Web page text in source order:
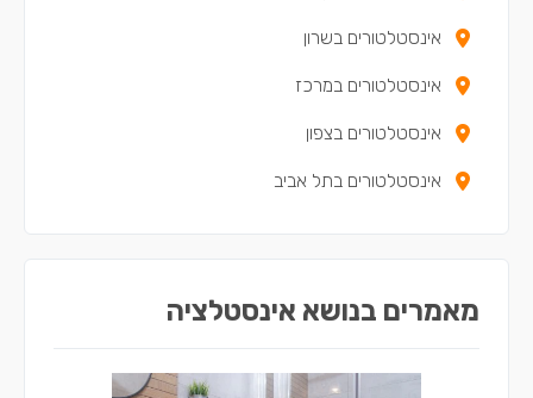
אינסטלטורים בטירת כרמל
אינסטלטורים בנצרת
אינסטלטורים בקריית חיים
אינסטלטורים בשפרעם
אינסטלטורים בסח'נין
אינסטלטורים באעבלין
אינסטלטורים בשרון
אינסטלטורים במרכז
אינסטלטורים בצפון
אינסטלטורים בתל אביב
מאמרים בנושא אינסטלציה